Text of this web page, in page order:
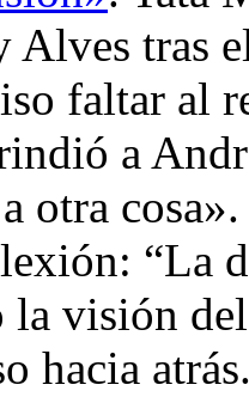
Alves tras
faltar al
a
otra
“La
la visión
hacia